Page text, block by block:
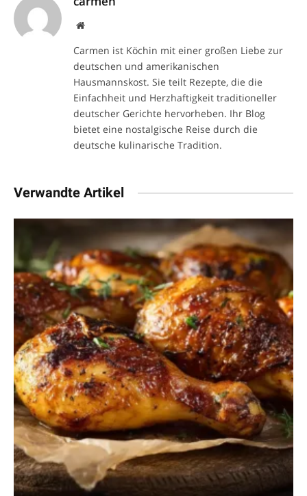
Website
Carmen ist Köchin mit einer großen Liebe zur
deutschen und amerikanischen
Hausmannskost. Sie teilt Rezepte, die die
Einfachheit und Herzhaftigkeit traditioneller
deutscher Gerichte hervorheben. Ihr Blog
bietet eine nostalgische Reise durch die
deutsche kulinarische Tradition.
Verwandte Artikel